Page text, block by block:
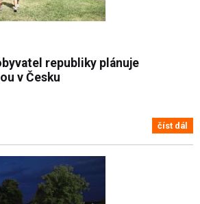
republiky plánuje
v Česku
číst dál